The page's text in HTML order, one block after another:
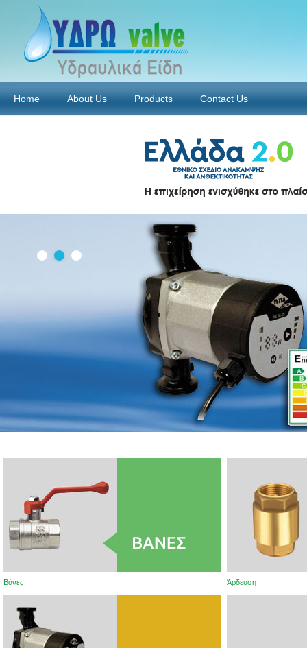
Home About Us Products Contact Us
Βάνες Άρδευση